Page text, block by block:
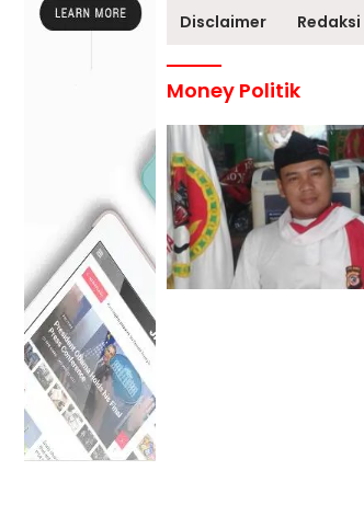
Disclaimer Redaksi
Money Politik